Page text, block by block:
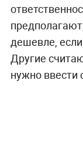
дешевле,
Другие
нужно ввести